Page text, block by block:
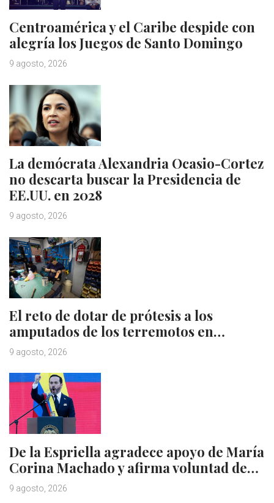
Centroamérica y el Caribe despide con
alegría los Juegos de Santo Domingo
9 agosto, 2026
La demócrata Alexandria Ocasio-Cortez
no descarta buscar la Presidencia de
EE.UU. en 2028
9 agosto, 2026
El reto de dotar de prótesis a los
amputados de los terremotos en…
9 agosto, 2026
De la Espriella agradece apoyo de María
Corina Machado y afirma voluntad de…
9 agosto, 2026